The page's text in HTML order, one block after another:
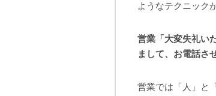
ようなテクニック
営業「大変失礼い
まして、お電話さ
営業では「人」と